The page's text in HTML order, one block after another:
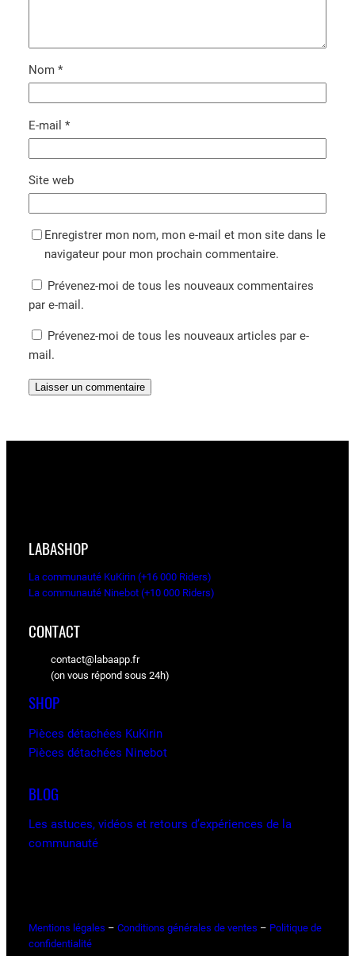
Nom *
E-mail *
Site web
Enregistrer mon nom, mon e-mail et mon site dans le
navigateur pour mon prochain commentaire.
Prévenez-moi de tous les nouveaux commentaires
par e-mail.
Prévenez-moi de tous les nouveaux articles par e-
mail.
LABASHOP
La communauté KuKirin (+16 000 Riders)
La communauté Ninebot (+10 000 Riders)
CONTACT
contact@labaapp.fr
(on vous répond sous 24h)
SHOP
Pièces détachées KuKirin
Pièces détachées Ninebot
BLOG
Les astuces, vidéos et retours d’expériences de la
communauté
Mentions légales – Conditions générales de ventes – Politique de
confidentialité